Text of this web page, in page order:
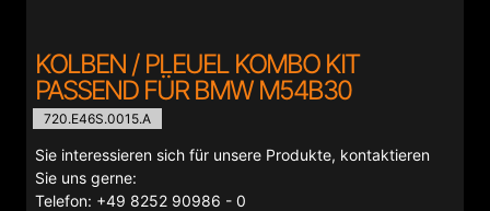
KOLBEN / PLEUEL KOMBO KIT
PASSEND FÜR BMW M54B30
720.E46S.0015.A
Sie interessieren sich für unsere Produkte, kontaktieren
Sie uns gerne:
Telefon: +49 8252 90986 - 0